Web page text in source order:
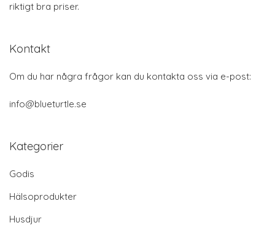
riktigt bra priser.
Kontakt
Om du har några frågor kan du kontakta oss via e-post:
info@blueturtle.se
Kategorier
Godis
Hälsoprodukter
Husdjur